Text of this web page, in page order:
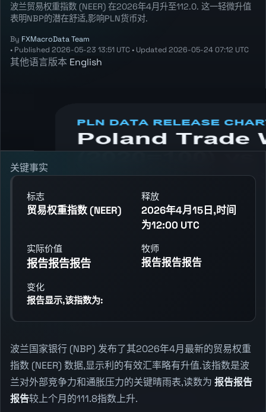
波兰贸易权重指数 (NEER) 在2026年4月升至112.0. 这一轻微升值
表明NBP的潜在舒适,影响PLN货币对.
By FXMacroData Team
• Published 2026-05-23 13:51 UTC • Updated 2026-05-24 07:12 UTC
其他语言版本 English
previous reading, and release context.
关键事实
标志
贸易权重指数 (NEER)
释放
2026年4月15日,时间
为12:00 UTC
实际价值
报告报告报告
牧师
报告报告报告
变化
报告显示,该指数为:
波兰国家银行 (NBP) 发布了其2026年4月最新的贸易权重
指数 (NEER) 数据,显示利的有效汇率略有升值.该指数是波
兰对外部竞争力和通胀压力的关键晴雨表,读数为 报告报告
报告较上个月的111.8指数上升.